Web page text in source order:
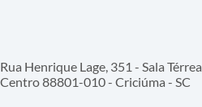
Rua Henrique Lage, 351 - Sala Térrea
Centro 88801-010 - Criciúma - SC